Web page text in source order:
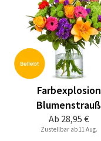
Ab 28,95 €
Farbexplosion
Blumenstrauß
Zustellbar ab 11 Aug.